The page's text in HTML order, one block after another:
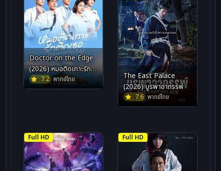
Doctor on the Edge
(2026) หมอติดเกาะรัก
ติดเธอ
7.2 พากย์ไทย
The East Palace
(2026) บูรพาอาถรรพ์
7.6 พากย์ไทย
Full HD Full HD